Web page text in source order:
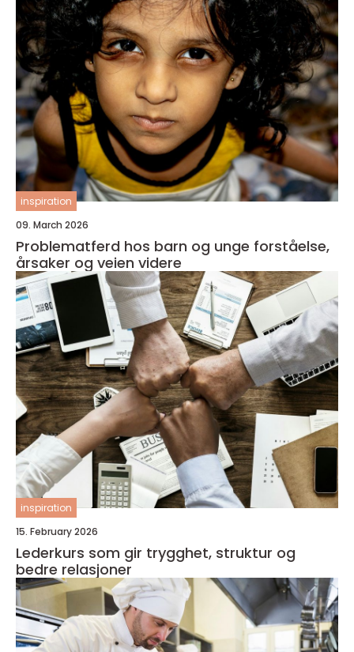
inspiration
09. March 2026
Problematferd hos barn og unge forståelse,
årsaker og veien videre
inspiration
15. February 2026
Lederkurs som gir trygghet, struktur og
bedre relasjoner